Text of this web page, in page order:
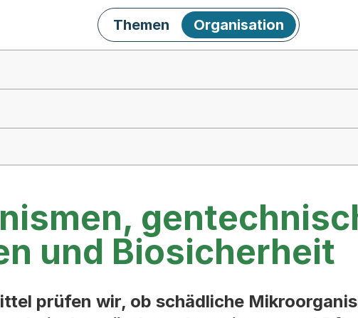
Themen Organisation
und Biosicherheit
prüfen wir, ob schädliche